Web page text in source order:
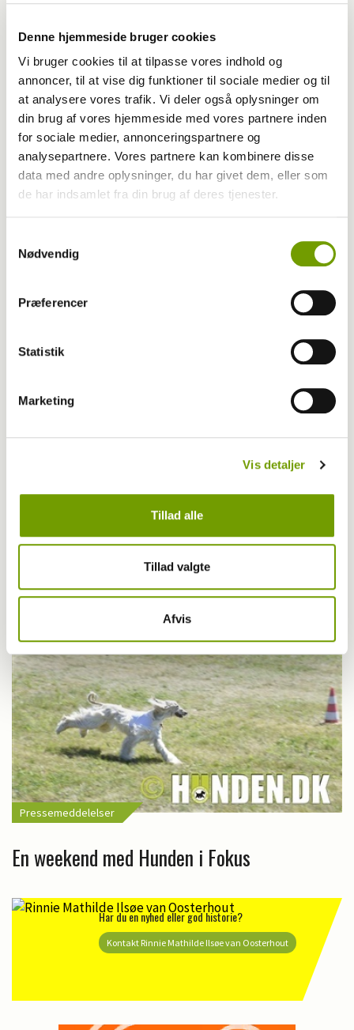
Denne hjemmeside bruger cookies
Vi bruger cookies til at tilpasse vores indhold og
annoncer, til at vise dig funktioner til sociale medier og til
at analysere vores trafik. Vi deler også oplysninger om
din brug af vores hjemmeside med vores partnere inden
for sociale medier, annonceringspartnere og
analysepartnere. Vores partnere kan kombinere disse
data med andre oplysninger, du har givet dem, eller som
de har indsamlet fra din brug af deres tjenester.
Nødvendig
Præferencer
Statistik
Marketing
Vis detaljer
Tillad alle
Tillad valgte
Afvis
DKK i P1 Morgen
Foredrag med Irene Jarnved
Pressemeddelelser
En weekend med Hunden i Fokus
Har du en nyhed eller god historie?
Kontakt Rinnie Mathilde Ilsøe van Oosterhout